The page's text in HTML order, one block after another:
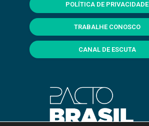
POLÍTICA DE PRIVACIDADE
TRABALHE CONOSCO
CANAL DE ESCUTA